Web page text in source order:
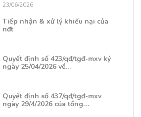
23/06/2026
Tiếp nhận & xử lý khiếu nại của
nđt
Quyết định số 423/qđ/tgđ-mxv ký
ngày 25/04/2026 về…
Quyết định số 437/qđ/tgđ-mxv
ngày 29/4/2026 của tổng…